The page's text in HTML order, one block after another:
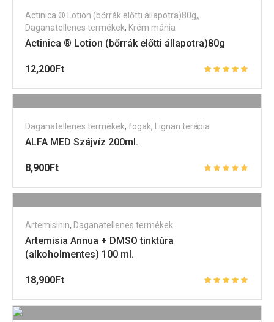
Actinica ® Lotion (bőrrák előtti állapotra)80g,,
Daganatellenes termékek, Krém mánia
Actinica ® Lotion (bőrrák előtti állapotra)80g
12,200Ft
Daganatellenes termékek,fogak, Lignan terápia
ALFA MED Szájvíz 200ml.
8,900Ft
Artemisinin, Daganatellenes termékek
Artemisia Annua + DMSO tinktúra
(alkoholmentes) 100 ml.
18,900Ft